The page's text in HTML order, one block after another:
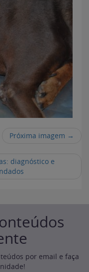
Próxima imagem →
diagnóstico e
por email e faça